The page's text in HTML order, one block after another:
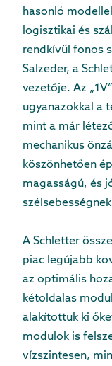
hasonló
logisztikai és
rendkívül fonos
Salzeder, a
vezetője. Az
ugyanazokkal a
mint a már
mechanikus
köszönhetően
magasságú, és
A Schletter
piac legújabb
az optimális
kétoldalas
alakítottuk ki
modulok is
vízszintesen,